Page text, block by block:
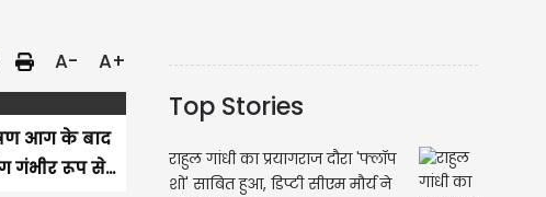
A- A+
आग के बाद
गंभीर रूप से...
Top Stories
राहुल गांधी का प्रयागराज दौरा 'फ्लॉप
शो' साबित हुआ, डिप्टी सीएम मौर्य ने